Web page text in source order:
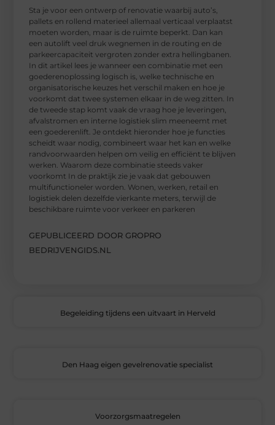
Sta je voor een ontwerp of renovatie waarbij auto’s,
pallets en rollend materieel allemaal verticaal verplaatst
moeten worden, maar is de ruimte beperkt. Dan kan
een autolift veel druk wegnemen in de routing en de
parkeercapaciteit vergroten zonder extra hellingbanen.
In dit artikel lees je wanneer een combinatie met een
goederenoplossing logisch is, welke technische en
organisatorische keuzes het verschil maken en hoe je
voorkomt dat twee systemen elkaar in de weg zitten. In
de tweede stap komt vaak de vraag hoe je leveringen,
afvalstromen en interne logistiek slim meeneemt met
een goederenlift. Je ontdekt hieronder hoe je functies
scheidt waar nodig, combineert waar het kan en welke
randvoorwaarden helpen om veilig en efficiënt te blijven
werken. Waarom deze combinatie steeds vaker
voorkomt In de praktijk zie je vaak dat gebouwen
multifunctioneler worden. Wonen, werken, retail en
logistiek delen dezelfde vierkante meters, terwijl de
beschikbare ruimte voor verkeer en parkeren
GEPUBLICEERD DOOR GROPRO
BEDRIJVENGIDS.NL
Begeleiding tijdens een uitvaart in Herveld
Den Haag eigen gevelrenovatie specialist
Voorzorgsmaatregelen